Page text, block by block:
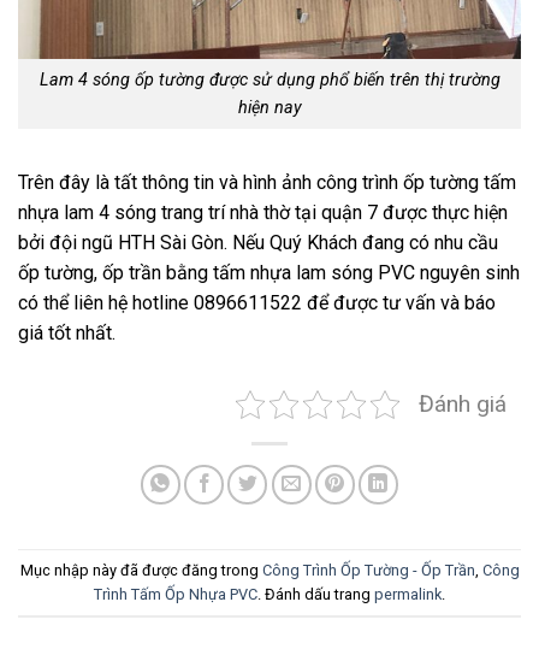
Lam 4 sóng ốp tường được sử dụng phổ biến trên thị trường
hiện nay
Trên đây là tất thông tin và hình ảnh công trình ốp tường tấm
nhựa lam 4 sóng trang trí nhà thờ tại quận 7 được thực hiện
bởi đội ngũ HTH Sài Gòn. Nếu Quý Khách đang có nhu cầu
ốp tường, ốp trần bằng tấm nhựa lam sóng PVC nguyên sinh
có thể liên hệ hotline 0896611522 để được tư vấn và báo
giá tốt nhất.
Đánh giá
Mục nhập này đã được đăng trong Công Trình Ốp Tường - Ốp Trần Công
Trình Tấm Ốp Nhựa PVC . Đánh dấu trang permalink